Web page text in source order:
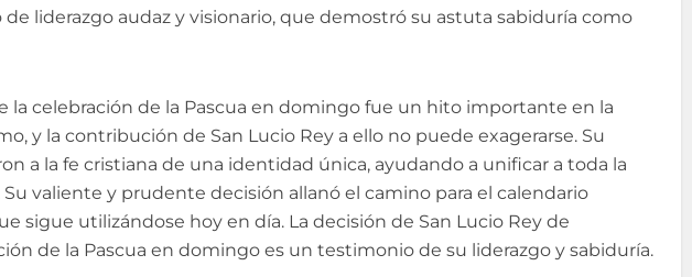
liderazgo audaz y visionario, que demostró su astuta sabiduría como
la celebración de la Pascua en domingo fue un hito importante en la
y la contribución de San Lucio Rey a ello no puede exagerarse. Su
a la fe cristiana de una identidad única, ayudando a unificar a toda la
valiente y prudente decisión allanó el camino para el calendario
sigue utilizándose hoy en día. La decisión de San Lucio Rey de
de la Pascua en domingo es un testimonio de su liderazgo y sabiduría.